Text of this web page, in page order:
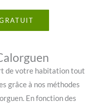
de votre habitation tout
grâce à nos méthodes
En fonction des